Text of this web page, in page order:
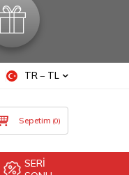
TR − TL
Sepetim (0)
SERİ